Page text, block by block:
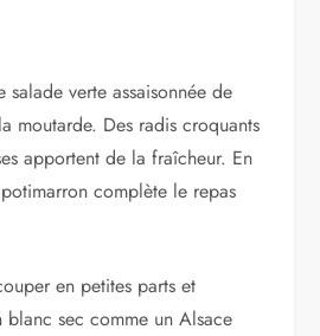
salade verte assaisonnée de
moutarde. Des radis croquants
apportent de la fraîcheur. En
complète le repas
en petites parts et
sec comme un Alsace